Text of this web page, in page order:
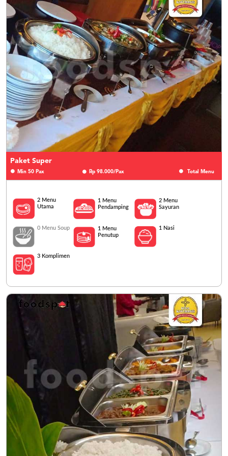
Paket Super
Min 50 Pax Rp 98.000/Pax Total Menu
2 Menu
Utama
1 Menu
Pendamping
2 Menu
Sayuran
0 Menu Soup
1 Menu
Penutup
1 Nasi
3 Komplimen